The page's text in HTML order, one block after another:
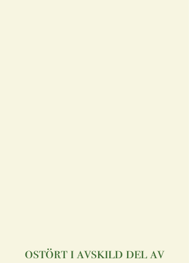
ostört i avskild del av